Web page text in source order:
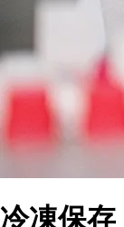
冷凍保存